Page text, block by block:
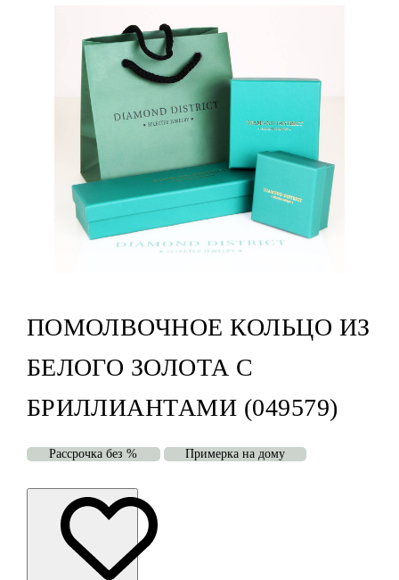
ПОМОЛВОЧНОЕ КОЛЬЦО ИЗ
БЕЛОГО ЗОЛОТА С
БРИЛЛИАНТАМИ (049579)
Рассрочка без % Примерка на дому